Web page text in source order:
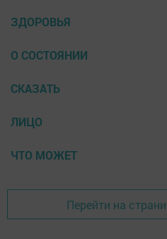
ЗДОРОВЬЯ
О СОСТОЯНИИ
СКАЗАТЬ
ЛИЦО
ЧТО МОЖЕТ
Перейти на